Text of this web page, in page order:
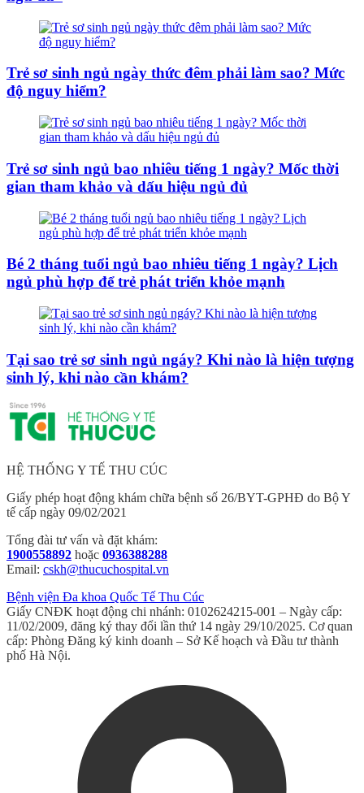
Trẻ sơ sinh ngủ ngày thức đêm phải làm sao? Mức
độ nguy hiểm?
Trẻ sơ sinh ngủ bao nhiêu tiếng 1 ngày? Mốc thời
gian tham khảo và dấu hiệu ngủ đủ
Bé 2 tháng tuổi ngủ bao nhiêu tiếng 1 ngày? Lịch
ngủ phù hợp để trẻ phát triển khỏe mạnh
Tại sao trẻ sơ sinh ngủ ngáy? Khi nào là hiện tượng
sinh lý, khi nào cần khám?
HỆ THỐNG Y TẾ THU CÚC
Giấy phép hoạt động khám chữa bệnh số 26/BYT-GPHĐ do Bộ Y
tế cấp ngày 09/02/2021
Tổng đài tư vấn và đặt khám:
1900558892 hoặc 0936388288
Email: cskh@thucuchospital.vn
Bệnh viện Đa khoa Quốc Tế Thu Cúc
Giấy CNĐK hoạt động chi nhánh: 0102624215-001 – Ngày cấp:
11/02/2009, đăng ký thay đổi lần thứ 14 ngày 29/10/2025. Cơ quan
cấp: Phòng Đăng ký kinh doanh – Sở Kế hoạch và Đầu tư thành
phố Hà Nội.